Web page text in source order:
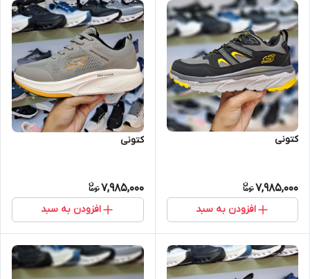
کتونی
7,985,000
افزودن به سبد
کتونی
7,985,000
افزودن به سبد